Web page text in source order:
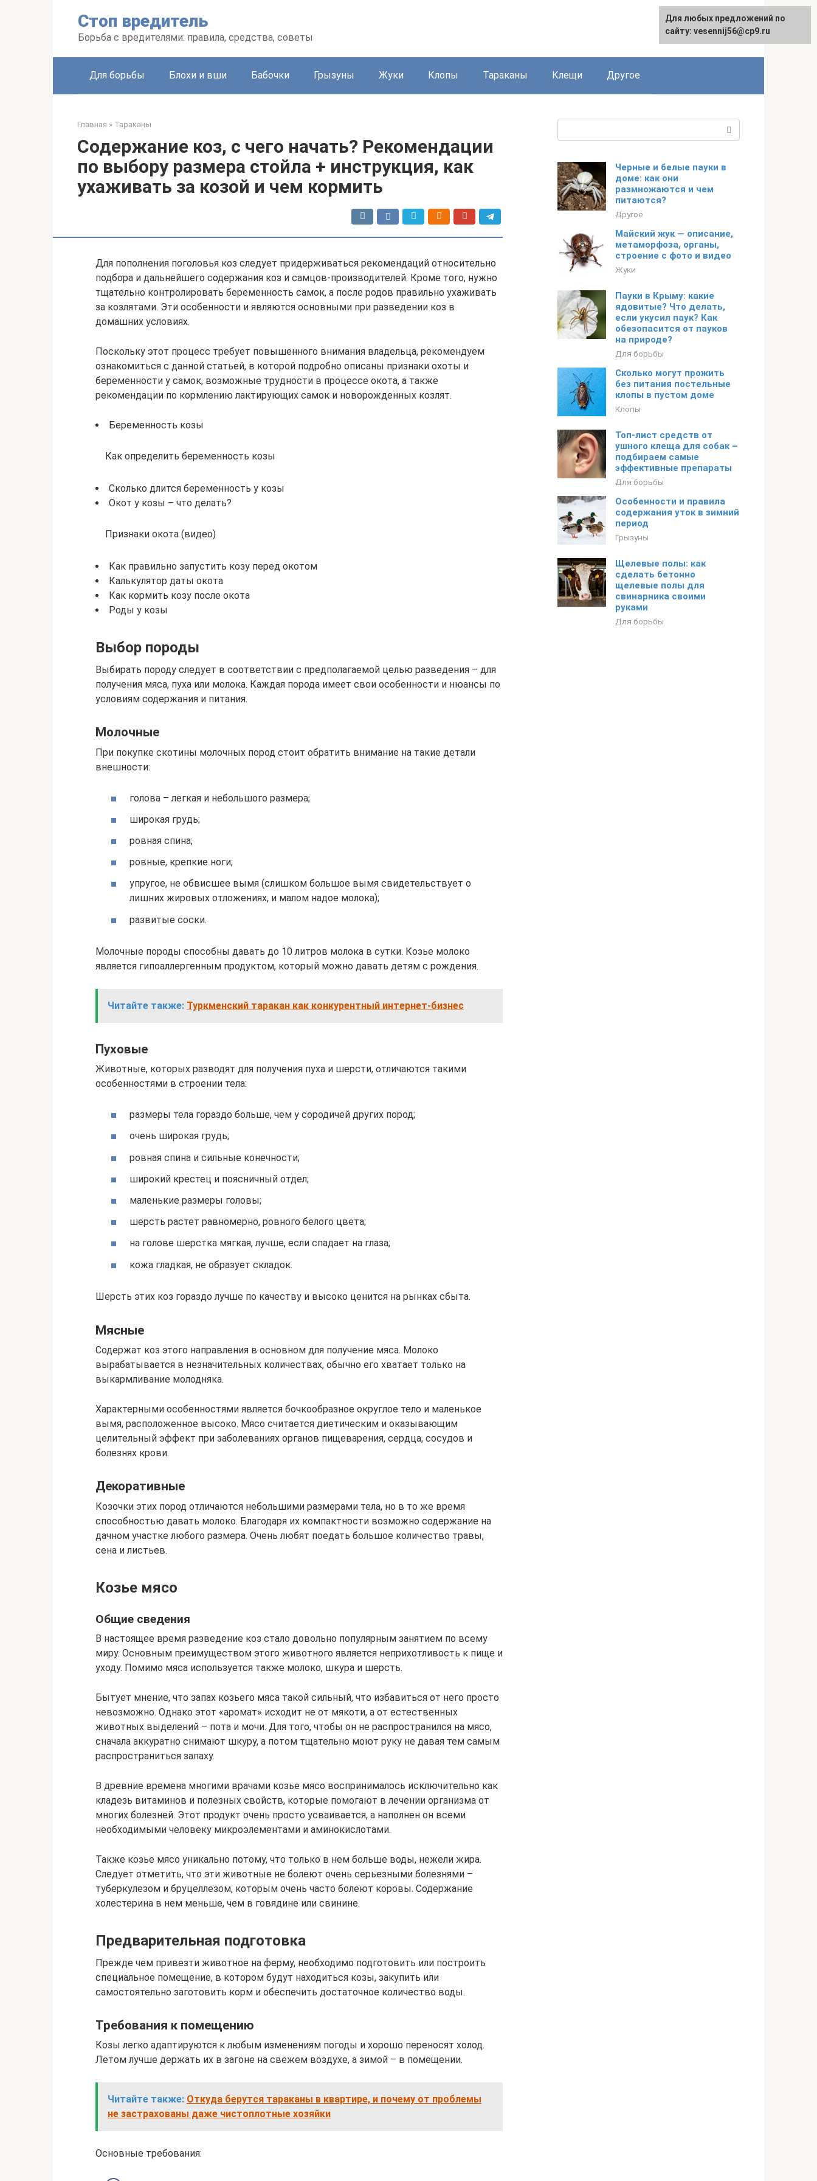
Стоп вредитель
Борьба с вредителями: правила, средства, советы
English
Для борьбы Блохи и вши Бабочки Грызуны Жуки Клопы Тараканы Клещи Другое
Главная » Тараканы
Содержание коз, с чего начать? Рекомендации
по выбору размера стойла + инструкция, как
ухаживать за козой и чем кормить
Для пополнения поголовья коз следует придерживаться рекомендаций относительно
подбора и дальнейшего содержания коз и самцов-производителей. Кроме того, нужно
тщательно контролировать беременность самок, а после родов правильно ухаживать
за козлятами. Эти особенности и являются основными при разведении коз в
домашних условиях.
Поскольку этот процесс требует повышенного внимания владельца, рекомендуем
ознакомиться с данной статьей, в которой подробно описаны признаки охоты и
беременности у самок, возможные трудности в процессе окота, а также
рекомендации по кормлению лактирующих самок и новорожденных козлят.
Беременность козы
Как определить беременность козы
Сколько длится беременность у козы
Окот у козы – что делать?
Признаки окота (видео)
Как правильно запустить козу перед окотом
Калькулятор даты окота
Как кормить козу после окота
Роды у козы
Выбор породы
Выбирать породу следует в соответствии с предполагаемой целью разведения – для
получения мяса, пуха или молока. Каждая порода имеет свои особенности и нюансы по
условиям содержания и питания.
Молочные
При покупке скотины молочных пород стоит обратить внимание на такие детали
внешности:
голова – легкая и небольшого размера;
широкая грудь;
ровная спина;
ровные, крепкие ноги;
упругое, не обвисшее вымя (слишком большое вымя свидетельствует о
лишних жировых отложениях, и малом надое молока);
развитые соски.
Молочные породы способны давать до 10 литров молока в сутки. Козье молоко
является гипоаллергенным продуктом, который можно давать детям с рождения.
Читайте также: Туркменский таракан как конкурентный интернет-бизнес
Пуховые
Животные, которых разводят для получения пуха и шерсти, отличаются такими
особенностями в строении тела:
размеры тела гораздо больше, чем у сородичей других пород;
очень широкая грудь;
ровная спина и сильные конечности;
широкий крестец и поясничный отдел;
маленькие размеры головы;
шерсть растет равномерно, ровного белого цвета;
на голове шерстка мягкая, лучше, если спадает на глаза;
кожа гладкая, не образует складок.
Шерсть этих коз гораздо лучше по качеству и высоко ценится на рынках сбыта.
Мясные
Содержат коз этого направления в основном для получение мяса. Молоко
вырабатывается в незначительных количествах, обычно его хватает только на
выкармливание молодняка.
Характерными особенностями является бочкообразное округлое тело и маленькое
вымя, расположенное высоко. Мясо считается диетическим и оказывающим
целительный эффект при заболеваниях органов пищеварения, сердца, сосудов и
болезнях крови.
Декоративные
Козочки этих пород отличаются небольшими размерами тела, но в то же время
способностью давать молоко. Благодаря их компактности возможно содержание на
дачном участке любого размера. Очень любят поедать большое количество травы,
сена и листьев.
Козье мясо
Общие сведения
В настоящее время разведение коз стало довольно популярным занятием по всему
миру. Основным преимуществом этого животного является неприхотливость к пище и
уходу. Помимо мяса используется также молоко, шкура и шерсть.
Бытует мнение, что запах козьего мяса такой сильный, что избавиться от него просто
невозможно. Однако этот «аромат» исходит не от мякоти, а от естественных
животных выделений – пота и мочи. Для того, чтобы он не распространился на мясо,
сначала аккуратно снимают шкуру, а потом тщательно моют руку не давая тем самым
распространиться запаху.
В древние времена многими врачами козье мясо воспринималось исключительно как
кладезь витаминов и полезных свойств, которые помогают в лечении организма от
многих болезней. Этот продукт очень просто усваивается, а наполнен он всеми
необходимыми человеку микроэлементами и аминокислотами.
Также козье мясо уникально потому, что только в нем больше воды, нежели жира.
Следует отметить, что эти животные не болеют очень серьезными болезнями –
туберкулезом и бруцеллезом, которым очень часто болеют коровы. Содержание
холестерина в нем меньше, чем в говядине или свинине.
Предварительная подготовка
Прежде чем привезти животное на ферму, необходимо подготовить или построить
специальное помещение, в котором будут находиться козы, закупить или
самостоятельно заготовить корм и обеспечить достаточное количество воды.
Требования к помещению
Козы легко адаптируются к любым изменениям погоды и хорошо переносят холод.
Летом лучше держать их в загоне на свежем воздухе, а зимой – в помещении.
Читайте также: Откуда берутся тараканы в квартире, и почему от проблемы
не застрахованы даже чистоплотные хозяйки
Основные требования:
Черные и белые пауки в
доме: как они
размножаются и чем
питаются?
Другое
Майский жук — описание,
метаморфоза, органы,
строение с фото и видео
Жуки
Пауки в Крыму: какие
ядовитые? Что делать,
если укусил паук? Как
обезопасится от пауков
на природе?
Для борьбы
Сколько могут прожить
без питания постельные
клопы в пустом доме
Клопы
Топ-лист средств от
ушного клеща для собак –
подбираем самые
эффективные препараты
Для борьбы
Особенности и правила
содержания уток в зимний
период
Грызуны
Щелевые полы: как
сделать бетонно
щелевые полы для
свинарника своими
руками
Для борьбы
Для любых предложений по
сайту: vesennij56@cp9.ru